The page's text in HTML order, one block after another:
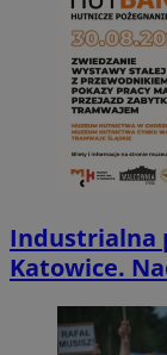
Industrialna
Katowice.